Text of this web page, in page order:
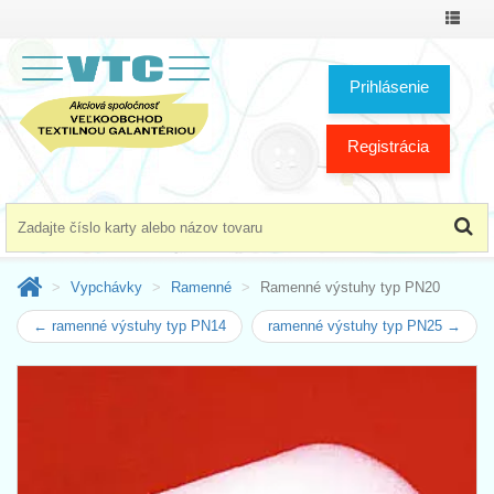
Prepnúť
Prihlásenie
Registrácia
Vypchávky Ramenné Ramenné výstuhy typ PN20
← ramenné výstuhy typ PN14 ramenné výstuhy typ PN25 →